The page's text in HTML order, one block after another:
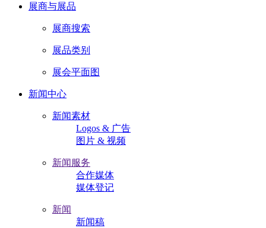
展商与展品
展商搜索
展品类别
展会平面图
新闻中心
新闻素材
Logos & 广告
图片 & 视频
新闻服务
合作媒体
媒体登记
新闻
新闻稿